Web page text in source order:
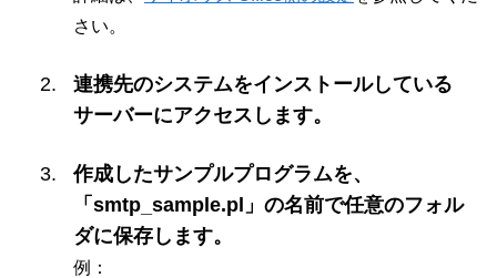
さい。
連携先のシステムをインストールしている
サーバーにアクセスします。
作成したサンプルプログラムを、
「smtp_sample.pl」の名前で任意のフォル
ダに保存します。
例：